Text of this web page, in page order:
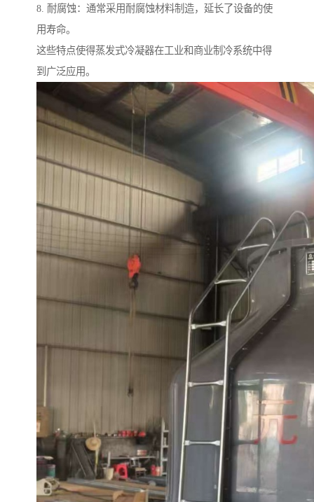
8. 耐腐蚀：通常采用耐腐蚀材料制造，延长了设备的使
用寿命。
这些特点使得蒸发式冷凝器在工业和商业制冷系统中得
到广泛应用。